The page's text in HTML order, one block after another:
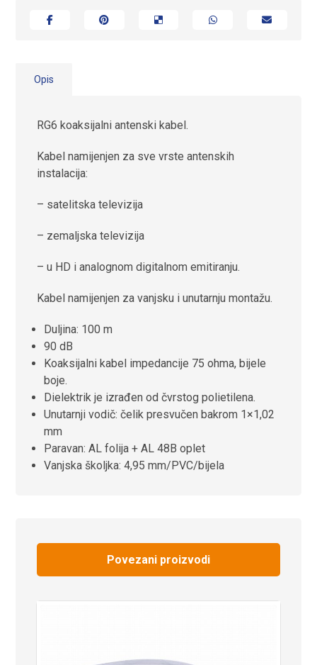
Opis
RG6 koaksijalni antenski kabel.
Kabel namijenjen za sve vrste antenskih
instalacija:
– satelitska televizija
– zemaljska televizija
– u HD i analognom digitalnom emitiranju.
Kabel namijenjen za vanjsku i unutarnju montažu.
Duljina: 100 m
90 dB
Koaksijalni kabel impedancije 75 ohma, bijele
boje.
Dielektrik je izrađen od čvrstog polietilena.
Unutarnji vodič: čelik presvučen bakrom 1×1,02
mm
Paravan: AL folija + AL 48B oplet
Vanjska školjka: 4,95 mm/PVC/bijela
Povezani proizvodi